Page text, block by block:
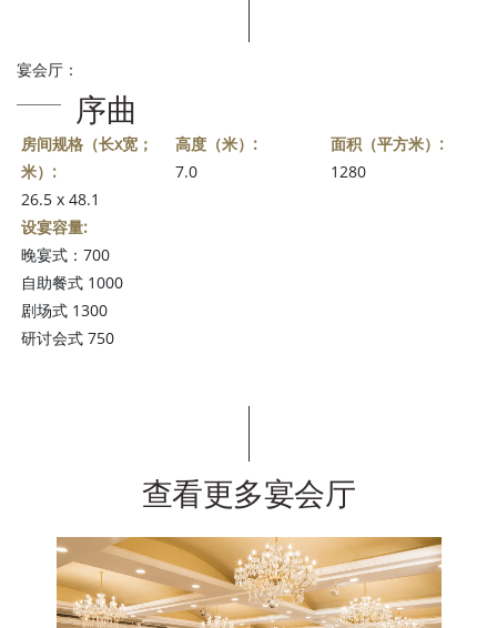
宴会厅：
序曲
房间规格（长x宽；
米）:
26.5 x 48.1
高度（米）:
7.0
面积（平方米）:
1280
设宴容量:
晚宴式：700
自助餐式 1000
剧场式 1300
研讨会式 750
查看更多宴会厅